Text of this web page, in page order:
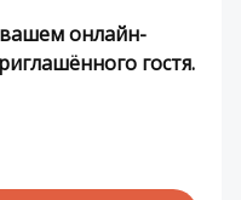
онлайн-
гостя.